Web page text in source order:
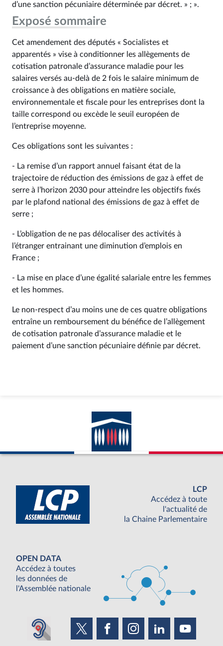
d’une sanction pécuniaire déterminée par décret. » ; ».
Exposé sommaire
Cet amendement des députés « Socialistes et
apparentés » vise à conditionner les allègements de
cotisation patronale d’assurance maladie pour les
salaires versés au-delà de 2 fois le salaire minimum de
croissance à des obligations en matière sociale,
environnementale et fiscale pour les entreprises dont la
taille correspond ou excède le seuil européen de
l’entreprise moyenne.
Ces obligations sont les suivantes :
- La remise d’un rapport annuel faisant état de la
trajectoire de réduction des émissions de gaz à effet de
serre à l’horizon 2030 pour atteindre les objectifs fixés
par le plafond national des émissions de gaz à effet de
serre ;
- L’obligation de ne pas délocaliser des activités à
l’étranger entrainant une diminution d’emplois en
France ;
- La mise en place d’une égalité salariale entre les femmes
et les hommes.
Le non-respect d’au moins une de ces quatre obligations
entraîne un remboursement du bénéfice de l’allègement
de cotisation patronale d’assurance maladie et le
paiement d’une sanction pécuniaire définie par décret.
LCP
Accédez à toute
l'actualité de
la Chaine Parlementaire
OPEN DATA
Accédez à toutes
les données de
l'Assemblée nationale